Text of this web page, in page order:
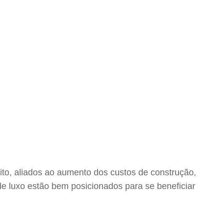
aliados ao aumento dos custos de construção,
luxo estão bem posicionados para se beneficiar